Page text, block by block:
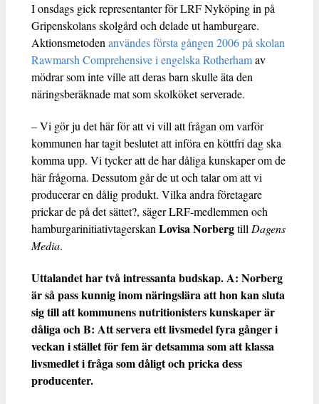
I onsdags gick representanter för LRF Nyköping in på
Gripenskolans skolgård och delade ut hamburgare.
Aktionsmetoden användes första gången 2006 på skolan
Rawmarsh Comprehensive i engelska Rotherhamav
mödrar som inte ville att deras barn skulle äta den
näringsberäknade mat som skolköket serverade.
– Vi gör ju det här för att vi vill att frågan om varför
kommunen har tagit beslutet att införa en köttfri dag ska
komma upp. Vi tycker att de har dåliga kunskaper om de
här frågorna. Dessutom går de ut och talar om att vi
producerar en dålig produkt. Vilka andra företagare
prickar de på det sättet?, säger LRF-medlemmen och
hamburgarinitiativtagerskan Lovisa Norbergtill Dagens
Media.
Uttalandet har två intressanta budskap. A: Norberg
är så pass kunnig inom näringslära att hon kan sluta
sig till att kommunens nutritionisters kunskaper är
dåliga och B: Att servera ett livsmedel fyra gånger i
veckan i stället för fem är detsamma som att klassa
livsmedlet i fråga som dåligt och pricka dess
producenter.